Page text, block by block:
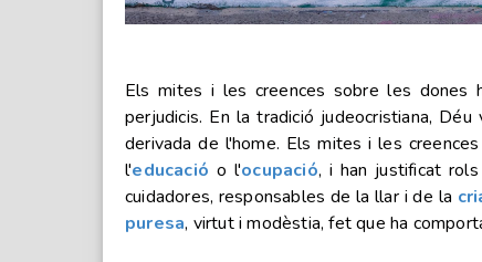
Els mites i les creences sobre les dones
perjudicis. En la tradició judeocristiana,
derivada de l'home. Els mites i les
l'educació o l'ocupació, i han justificat
cuidadores, responsables de la llar i de la
puresa, virtut i modèstia, fet que ha